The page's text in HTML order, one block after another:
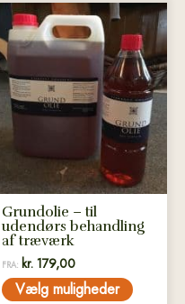
Grundolie – til
udendørs behandling
af træværk
FRA: kr. 179,00
Vælg muligheder
Dette
vare
har
flere
varianter.
Mulighederne
vælges
på
varesiden